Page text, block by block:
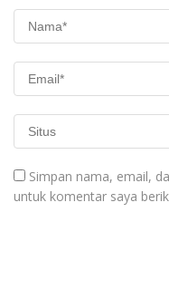
Simpan nama, email,
untuk komentar saya